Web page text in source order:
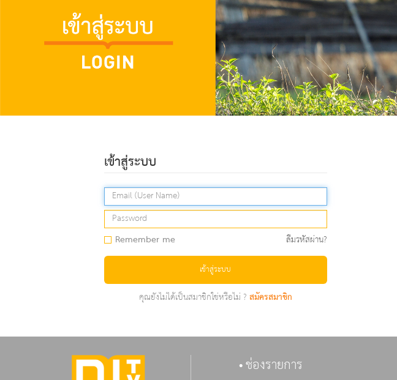
เข้าสู่ระบบ
Remember me ลืมรหัสผ่าน?
เข้าสู่ระบบ
คุณยังไม่ได้เป็นสมาชิกใช่หรือไม่ ?สมัครสมาชิก
ช่องรายการ